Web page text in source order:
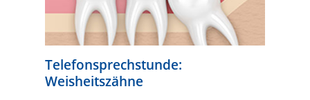
Telefonsprechstunde:
Weisheitszähne